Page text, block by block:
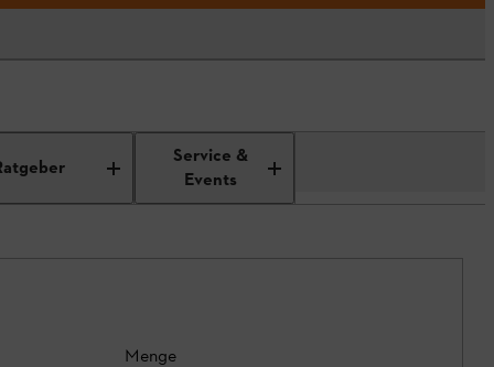
Service &
Events
Menge